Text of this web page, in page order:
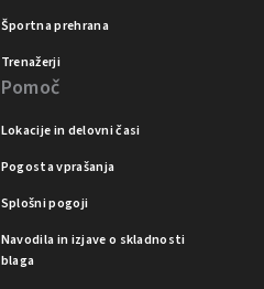
Športna prehrana
Trenažerji
Pomoč
Lokacije in delovni časi
Pogosta vprašanja
Splošni pogoji
Navodila in izjave o skladnosti
blaga